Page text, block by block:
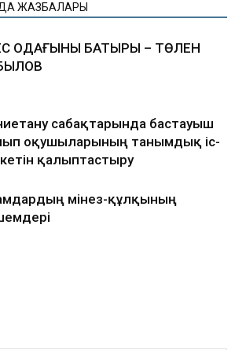
ЖАЗБАЛАРЫ
ОДАҒЫНЫҢ БАТЫРЫ – ТӨЛЕН
сабақтарында бастауыш
оқушыларының танымдық іс-
қалыптастыру
мінез-құлқының